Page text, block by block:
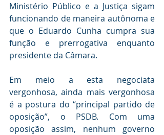
Ministério Público e a Justiça sigam
funcionando de maneira autônoma e
que o Eduardo Cunha cumpra sua
função e prerrogativa enquanto
presidente da Câmara.
Em meio a esta negociata
vergonhosa, ainda mais vergonhosa
é a postura do “principal partido de
oposição”, o PSDB. Com uma
oposição assim, nenhum governo